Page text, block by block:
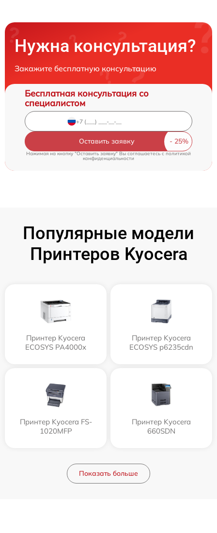
Нужна консультация?
Закажите бесплатную консультацию
Бесплатная консультация со
специалистом
Оставить заявку
Нажимая на кнопку "Оставить заявку" Вы соглашаетесь c политикой
конфиденциальности
Популярные модели
Принтеров Kyocera
Принтер Kyocera
ECOSYS PA4000x
Принтер Kyocera
ECOSYS p6235cdn
Принтер Kyocera FS-
1020MFP
Принтер Kyocera
660SDN
Показать больше